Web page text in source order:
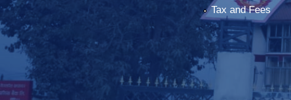
Tax and Fees